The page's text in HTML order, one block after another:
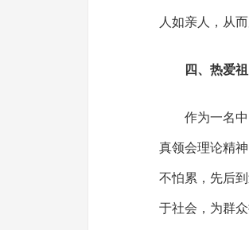
人如亲人，从
四、热爱
作为一名
真领会理论精
不怕累，先后
于社会，为群